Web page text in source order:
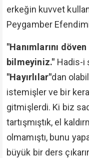
erkeğin kuvvet
Peygamber
"Hanımlarını
bilmeyiniz." Hadis-i
"Hayırlılar"dan
istemişler ve bir
gitmişlerdi. Ki biz
tartışmıştık, el
olmamıştı, bunu
büyük bir ders